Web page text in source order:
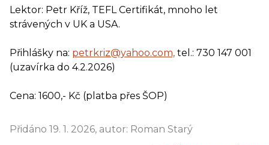
Lektor: Petr Kříž, TEFL Certifikát, mnoho let
strávených v UK a USA.
Přihlášky na: petrkriz@yahoo.com, tel.: 730 147 001
(uzavírka do 4.2.2026)
Cena: 1600,- Kč (platba přes ŠOP)
Přidáno 19. 1. 2026, autor: Roman Starý